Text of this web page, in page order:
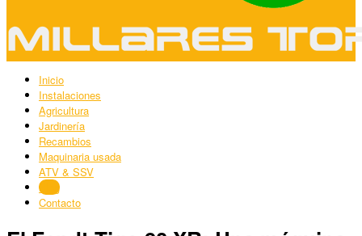
Inicio
Instalaciones
Agricultura
Jardinería
Recambios
Maquinaria usada
ATV & SSV
Blog
Contacto